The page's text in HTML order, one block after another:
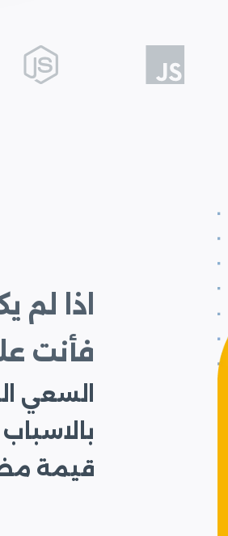
اذا
فأنت
السعي
قيمة